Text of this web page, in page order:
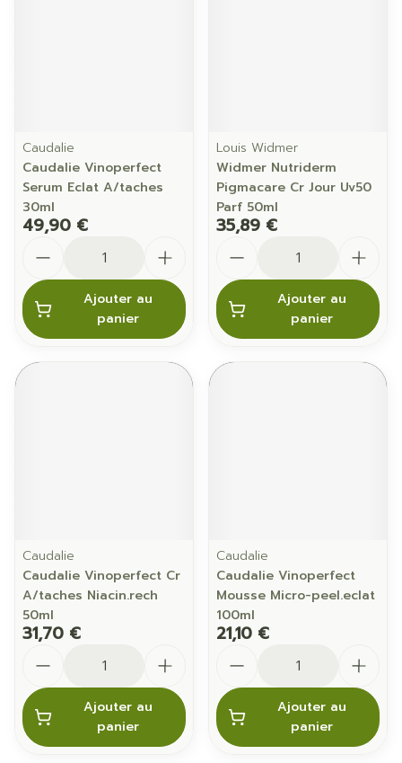
Caudalie
Caudalie Vinoperfect
Serum Eclat A/taches
30ml
49,90 €
Ajouter au
panier
Louis Widmer
Widmer Nutriderm
Pigmacare Cr Jour Uv50
Parf 50ml
35,89 €
Ajouter au
panier
Caudalie
Caudalie Vinoperfect Cr
A/taches Niacin.rech
50ml
31,70 €
Ajouter au
panier
Caudalie
Caudalie Vinoperfect
Mousse Micro-peel.eclat
100ml
21,10 €
Ajouter au
panier